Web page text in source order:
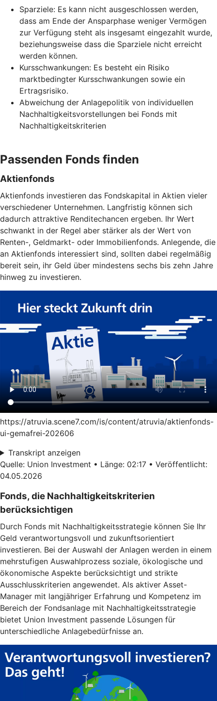
Sparziele: Es kann nicht ausgeschlossen werden,
dass am Ende der Ansparphase weniger Vermögen
zur Verfügung steht als insgesamt eingezahlt wurde,
beziehungsweise dass die Sparziele nicht erreicht
werden können.
Kursschwankungen: Es besteht ein Risiko
marktbedingter Kursschwankungen sowie ein
Ertragsrisiko.
Abweichung der Anlagepolitik von individuellen
Nachhaltigkeitsvorstellungen bei Fonds mit
Nachhaltigkeitskriterien
Passenden Fonds finden
Aktienfonds
Aktienfonds investieren das Fondskapital in Aktien vieler
verschiedener Unternehmen. Langfristig können sich
dadurch attraktive Renditechancen ergeben. Ihr Wert
schwankt in der Regel aber stärker als der Wert von
Renten-, Geldmarkt- oder Immobilienfonds. Anlegende, die
an Aktienfonds interessiert sind, sollten dabei regelmäßig
bereit sein, ihr Geld über mindestens sechs bis zehn Jahre
hinweg zu investieren.
https://atruvia.scene7.com/is/content/atruvia/aktienfonds-
ui-gemafrei-202606
Transkript anzeigen
Quelle: Union Investment • Länge: 02:17 • Veröffentlicht:
04.05.2026
Fonds, die Nachhaltigkeitskriterien
berücksichtigen
Durch Fonds mit Nachhaltigkeitsstrategie können Sie Ihr
Geld verantwortungsvoll und zukunftsorientiert
investieren. Bei der Auswahl der Anlagen werden in einem
mehrstufigen Auswahlprozess soziale, ökologische und
ökonomische Aspekte berücksichtigt und strikte
Ausschlusskriterien angewendet. Als aktiver Asset-
Manager mit langjähriger Erfahrung und Kompetenz im
Bereich der Fondsanlage mit Nachhaltigkeitsstrategie
bietet Union Investment passende Lösungen für
unterschiedliche Anlagebedürfnisse an.